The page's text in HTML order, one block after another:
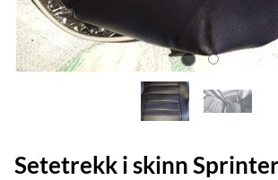
Setetrekk i skinn